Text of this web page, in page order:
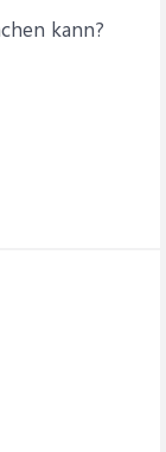
kann?